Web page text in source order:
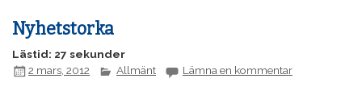
Nyhetstorka
Lästid: 27 sekunder
2 mars, 2012
Allmänt Lämna en kommentar